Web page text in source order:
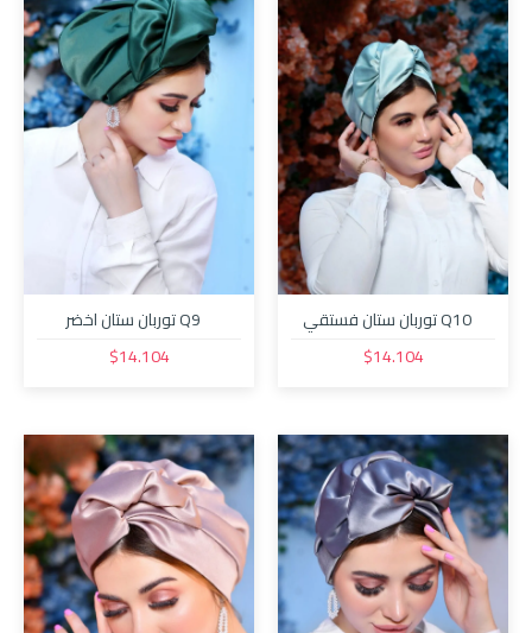
Q10 توربان ستان فستقي
$14.104
Q9 توربان ستان اخضر
$14.104